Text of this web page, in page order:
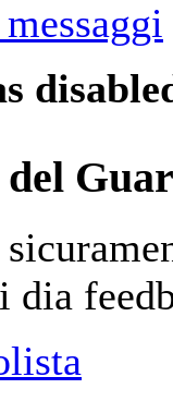
dia